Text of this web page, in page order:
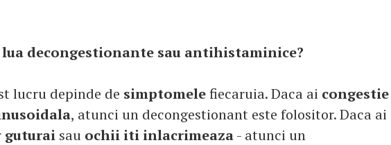
decongestionante sau antihistaminice?
lucru depinde de simptomelefiecaruia. Daca ai congestie
, atunci un decongestionant este folositor. Daca ai
guturai sau ochii iti inlacrimeaza- atunci un